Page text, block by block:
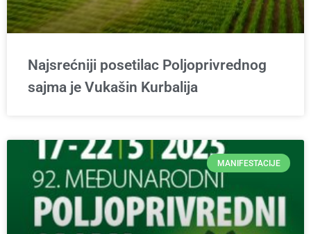
Najsrećniji posetilac Poljoprivrednog
sajma je Vukašin Kurbalija
MANIFESTACIJE